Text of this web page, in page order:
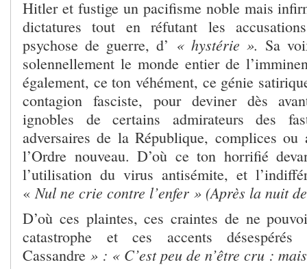
Hitler et fustige un pacifisme noble mais
dictatures tout en réfutant les
psychose de guerre, d’ « hystérie ». Sa
solennellement le monde entier de
également, ce ton véhément, ce génie
contagion fasciste, pour deviner dès
ignobles de certains admirateurs des
adversaires de la République, complices ou
l’Ordre nouveau. D’où ce ton horrifié
l’utilisation du virus antisémite, et
«Nul ne crie contre l’enfer » (Après la nuit
D’où ces plaintes, ces craintes de ne
catastrophe et ces accents
Cassandre » : « C’est peu de n’être cru :